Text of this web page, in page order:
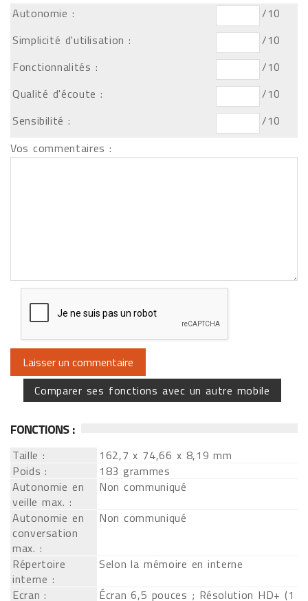
Autonomie :
/10
Simplicité d'utilisation :
/10
Fonctionnalités :
/10
Qualité d'écoute :
/10
Sensibilité :
/10
Vos commentaires :
Comparer ses fonctions avec un autre mobile
FONCTIONS :
Taille :
162,7 x 74,66 x 8,19 mm
Poids :
183 grammes
Autonomie en
veille max. :
Non communiqué
Autonomie en
conversation
max. :
Non communiqué
Répertoire
interne :
Selon la mémoire en interne
Ecran :
Écran 6,5 pouces ; Résolution HD+ (1